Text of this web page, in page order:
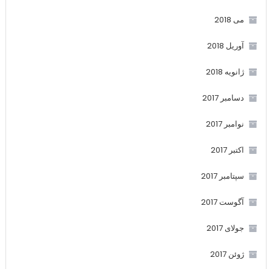
می 2018
آوریل 2018
ژانویه 2018
دسامبر 2017
نوامبر 2017
اکتبر 2017
سپتامبر 2017
آگوست 2017
جولای 2017
ژوئن 2017